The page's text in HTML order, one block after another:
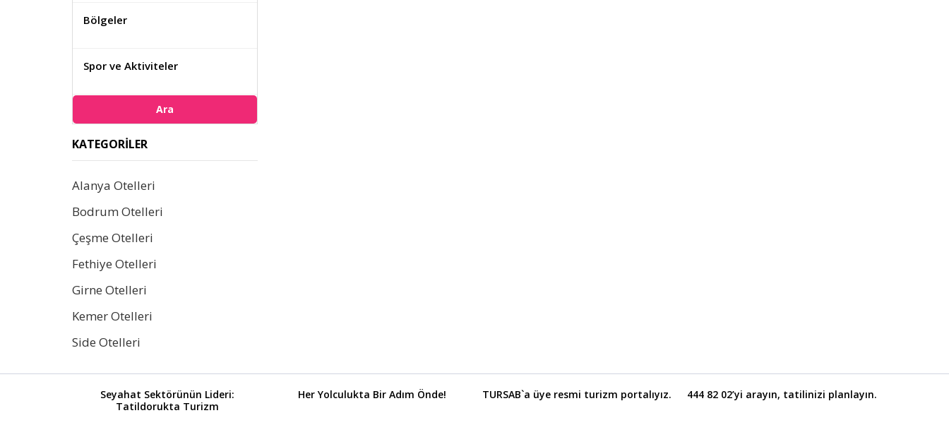
Bölgeler
Spor ve Aktiviteler
Ara
KATEGORILER
Alanya Otelleri
Bodrum Otelleri
Çeşme Otelleri
Fethiye Otelleri
Girne Otelleri
Kemer Otelleri
Side Otelleri
Seyahat Sektörünün Lideri:
Tatildorukta Turizm
Her Yolculukta Bir Adım Önde! TURSAB`a üye resmi turizm portalıyız. 444 82 02’yi arayın, tatilinizi planlayın.